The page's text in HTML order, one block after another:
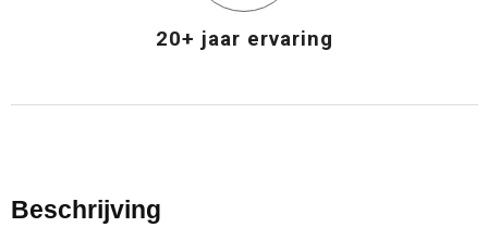
20+ jaar ervaring
Beschrijving